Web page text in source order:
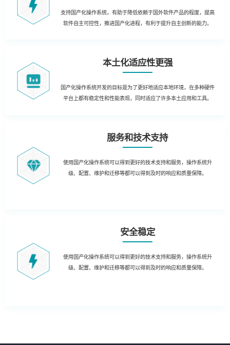
支持国产化操作系统，有助于降低依赖于国外软件产品的程度，提高
软件自主可控性，推进国产化进程，有利于提升自主创新的能力。
本土化适应性更强
国产化操作系统开发的目标是为了更好地适应本地环境，在多种硬件
平台上都有稳定性和性能表现，同时适应了许多本土应用和工具。
服务和技术支持
使用国产化操作系统可以得到更好的技术支持和服务，操作系统升
级、配置、维护和迁移等都可以得到及时的响应和质量保障。
安全稳定
使用国产化操作系统可以得到更好的技术支持和服务，操作系统升
级、配置、维护和迁移等都可以得到及时的响应和质量保障。